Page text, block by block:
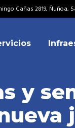
Cañas 2819, Ñuñoa,
Equipo
y